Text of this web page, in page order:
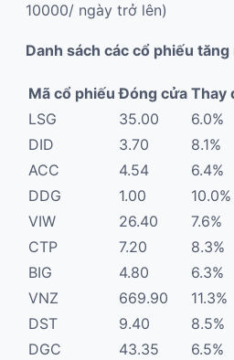
10000/ ngày trở lên)
Danh sách các cổ phiếu
Mã cổ phiếu Đóng cửa Thay
LSG
35.00 6.0%
DID
3.70 8.1%
ACC
4.54 6.4%
DDG
1.00 10.0%
VIW
26.40 7.6%
CTP
7.20 8.3%
BIG
4.80 6.3%
VNZ
669.90 11.3%
DST
9.40 8.5%
DGC
43.35 6.5%